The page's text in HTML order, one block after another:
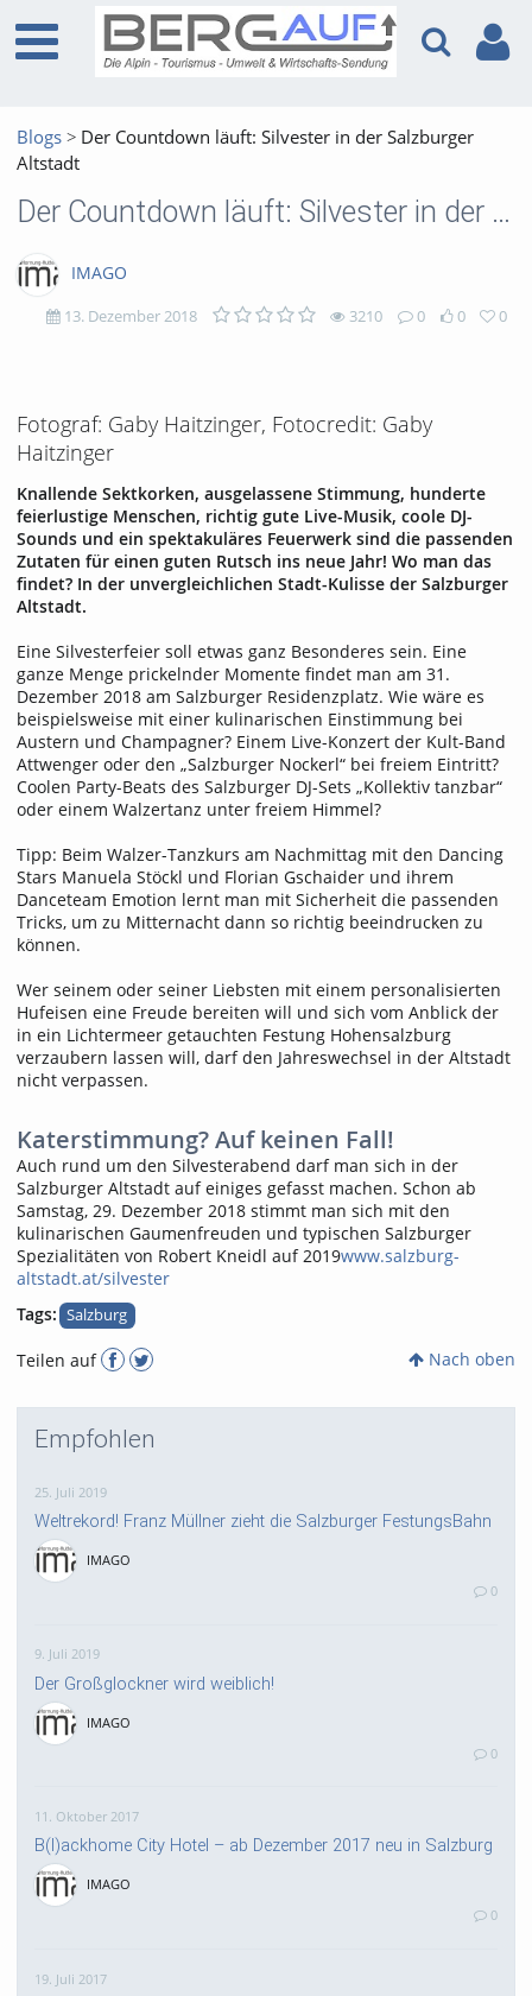
Blogs
Der Countdown läuft: Silvester in der Salzburger
Altstadt
Der Countdown läuft: Silvester in der Salzburger Altstadt
IMAGO
13. Dezember 2018 3210 0 0 0
Fotograf: Gaby Haitzinger, Fotocredit: Gaby
Haitzinger
Knallende Sektkorken, ausgelassene Stimmung, hunderte
feierlustige Menschen, richtig gute Live-Musik, coole DJ-
Sounds und ein spektakuläres Feuerwerk sind die passenden
Zutaten für einen guten Rutsch ins neue Jahr! Wo man das
findet? In der unvergleichlichen Stadt-Kulisse der Salzburger
Altstadt.
Eine Silvesterfeier soll etwas ganz Besonderes sein. Eine
ganze Menge prickelnder Momente findet man am 31.
Dezember 2018 am Salzburger Residenzplatz. Wie wäre es
beispielsweise mit einer kulinarischen Einstimmung bei
Austern und Champagner? Einem Live-Konzert der Kult-Band
Attwenger oder den „Salzburger Nockerl“ bei freiem Eintritt?
Coolen Party-Beats des Salzburger DJ-Sets „Kollektiv tanzbar“
oder einem Walzertanz unter freiem Himmel?
Tipp: Beim Walzer-Tanzkurs am Nachmittag mit den Dancing
Stars Manuela Stöckl und Florian Gschaider und ihrem
Danceteam Emotion lernt man mit Sicherheit die passenden
Tricks, um zu Mitternacht dann so richtig beeindrucken zu
können.
Wer seinem oder seiner Liebsten mit einem personalisierten
Hufeisen eine Freude bereiten will und sich vom Anblick der
in ein Lichtermeer getauchten Festung Hohensalzburg
verzaubern lassen will, darf den Jahreswechsel in der Altstadt
nicht verpassen.
Katerstimmung? Auf keinen Fall!
Auch rund um den Silvesterabend darf man sich in der
Salzburger Altstadt auf einiges gefasst machen. Schon ab
Samstag, 29. Dezember 2018 stimmt man sich mit den
kulinarischen Gaumenfreuden und typischen Salzburger
Spezialitäten von Robert Kneidl auf 2019www.salzburg-
altstadt.at/silvester
Tags: Salzburg
Teilen auf Nach oben
Empfohlen
25. Juli 2019
Weltrekord! Franz Müllner zieht die Salzburger FestungsBahn
IMAGO
0
9. Juli 2019
Der Großglockner wird weiblich!
IMAGO
0
11. Oktober 2017
B(l)ackhome City Hotel – ab Dezember 2017 neu in Salzburg
IMAGO
0
19. Juli 2017